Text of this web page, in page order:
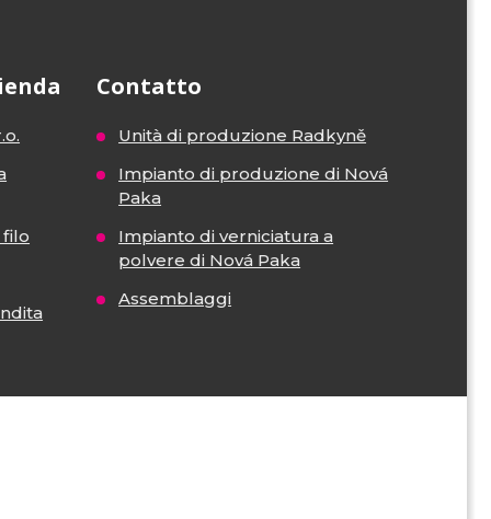
Contatto
Unità di produzione Radkyně
Impianto di produzione di Nová
Paka
Impianto di verniciatura a
polvere di Nová Paka
Assemblaggi